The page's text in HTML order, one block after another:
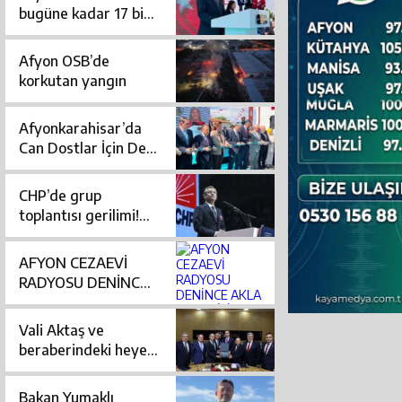
bugüne kadar 17 bin
580 sokak köpeği
toplandı
Afyon OSB’de
korkutan yangın
Afyonkarahisar’da
Can Dostlar İçin Dev
Yatırım: Modern
Bakım ve
Rehabilitasyon
Merkezi Açıldı
CHP’de grup
toplantısı gerilimi!
Özgür Özel yarın
TBMM’de konuşacak
AFYON CEZAEVİ
RADYOSU DENİNCE
AKLA GELEN İSİM:
RADYO LOJİK 97.3
Vali Aktaş ve
beraberindeki heyet
Enerji Bakanı
Bayraktar’ı ziyaret
Bakan Yumaklı